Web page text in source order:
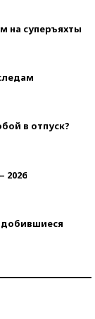
на суперъяхты
в отпуск?
2026